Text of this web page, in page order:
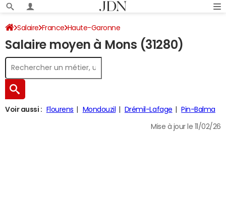
Salaire France Haute-Garonne
Salaire moyen à Mons (31280)
Voir aussi : Flourens Mondouzil Drémil-Lafage Pin-Balma
Mise à jour le 11/02/26